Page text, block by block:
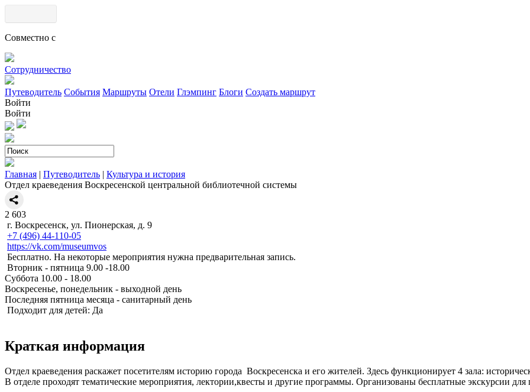
Совместно с
Сотрудничество
Путеводитель События Маршруты Отели Глэмпинг Блоги Создать маршрут
Войти
Войти
Главная | Путеводитель | Культура и история
Отдел краеведения Воскресенской центральной библиотечной системы
2 603
г. Воскресенск, ул. Пионерская, д. 9
+7 (496) 44-110-05
https://vk.com/museumvos
Бесплатно. На некоторые мероприятия нужна предварительная запись.
Вторник - пятница 9.00 -18.00
Суббота 10.00 - 18.00
Воскресенье, понедельник - выходной день
Последняя пятница месяца - санитарный день
Подходит для детей: Да
Краткая информация
Отдел краеведения раскажет посетителям историю города Воскресенска и его жителей. Здесь функционирует 4 зала:
В отделе проходят тематические мероприятия, лектории,квесты и другие программы. Организованы бесплатные экскурсии